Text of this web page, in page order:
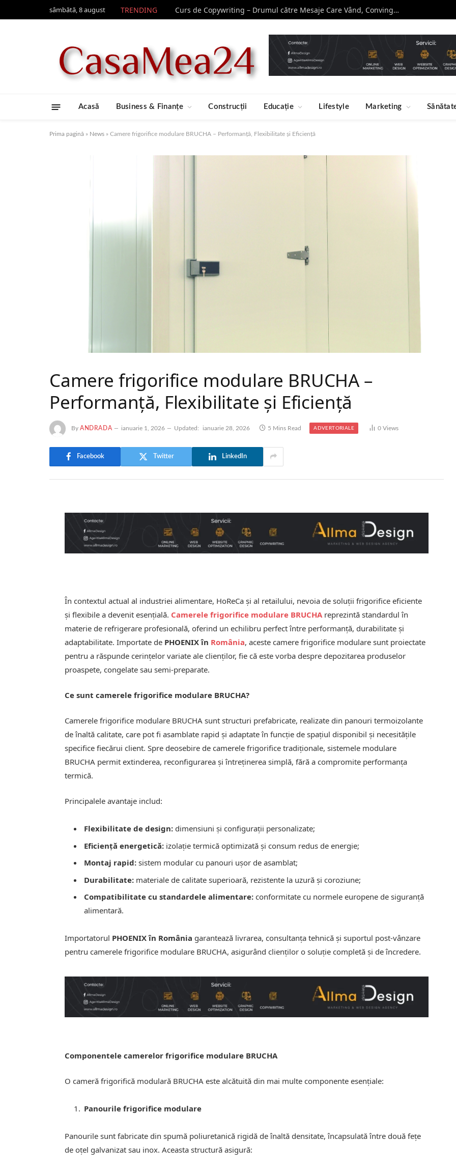
sâmbătă, 8 august TRENDING Curs de Copywriting – Drumul către Mesaje Care Vând, Conving și Construiesc Branduri Puternice
Acasă Business & Finanțe Construcții Educație Lifestyle Marketing
Prima pagină » News » Camere frigorifice modulare BRUCHA – Performanță, Flexibilitate și Eficiență
Camere frigorifice modulare BRUCHA –
Performanță, Flexibilitate și Eficiență
By ANDRADA ianuarie 1, 2026 Updated: ianuarie 28, 2026 5 Mins Read ADVERTORIALE 0Views
Facebook Twitter LinkedIn
În contextul actual al industriei alimentare, HoReCa și al retailului, nevoia de soluții frigorifice eficiente
și flexibile a devenit esențială. Camerele frigorifice modulare BRUCHA reprezintă standardul în
materie de refrigerare profesională, oferind un echilibru perfect între performanță, durabilitate și
adaptabilitate. Importate de PHOENIX în România, aceste camere frigorifice modulare sunt proiectate
pentru a răspunde cerințelor variate ale clienților, fie că este vorba despre depozitarea produselor
proaspete, congelate sau semi-preparate.
Ce sunt camerele frigorifice modulare BRUCHA?
Camerele frigorifice modulare BRUCHA sunt structuri prefabricate, realizate din panouri termoizolante
de înaltă calitate, care pot fi asamblate rapid și adaptate în funcție de spațiul disponibil și necesitățile
specifice fiecărui client. Spre deosebire de camerele frigorifice tradiționale, sistemele modulare
BRUCHA permit extinderea, reconfigurarea și întreținerea simplă, fără a compromite performanța
termică.
Principalele avantaje includ:
Flexibilitate de design: dimensiuni și configurații personalizate;
Eficiență energetică: izolație termică optimizată și consum redus de energie;
Montaj rapid: sistem modular cu panouri ușor de asamblat;
Durabilitate: materiale de calitate superioară, rezistente la uzură și coroziune;
Compatibilitate cu standardele alimentare: conformitate cu normele europene de siguranță
alimentară.
Importatorul PHOENIX în România garantează livrarea, consultanța tehnică și suportul post-vânzare
pentru camerele frigorifice modulare BRUCHA, asigurând clienților o soluție completă și de încredere.
Componentele camerelor frigorifice modulare BRUCHA
O cameră frigorifică modulară BRUCHA este alcătuită din mai multe componente esențiale:
Panourile frigorifice modulare
Panourile sunt fabricate din spumă poliuretanică rigidă de înaltă densitate, încapsulată între două fețe
de oțel galvanizat sau inox. Aceasta structură asigură: